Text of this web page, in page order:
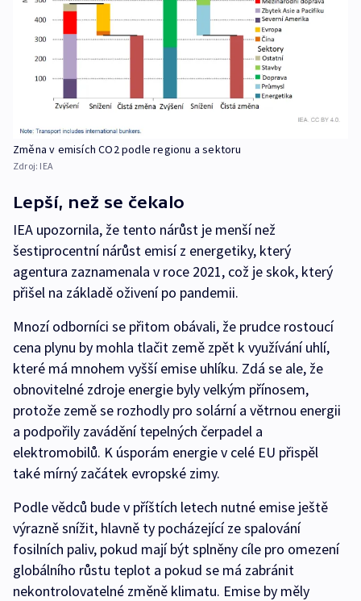
Změna v emisích CO2 podle regionu a sektoru
Zdroj: IEA
Lepší, než se čekalo
IEA upozornila, že tento nárůst je menší než
šestiprocentní nárůst emisí z energetiky, který
agentura zaznamenala v roce 2021, což je skok, který
přišel na základě oživení po pandemii.
Mnozí odborníci se přitom obávali, že prudce rostoucí
cena plynu by mohla tlačit země zpět k využívání uhlí,
které má mnohem vyšší emise uhlíku. Zdá se ale, že
obnovitelné zdroje energie byly velkým přínosem,
protože země se rozhodly pro solární a větrnou energii
a podpořily zavádění tepelných čerpadel a
elektromobilů. K úsporám energie v celé EU přispěl
také mírný začátek evropské zimy.
Podle vědců bude v příštích letech nutné emise ještě
výrazně snížit, hlavně ty pocházející ze spalování
fosilních paliv, pokud mají být splněny cíle pro omezení
globálního růstu teplot a pokud se má zabránit
nekontrolovatelné změně klimatu. Emise by měly